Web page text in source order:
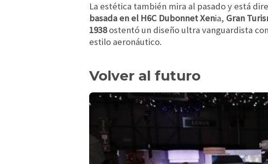
La estética también mira al pasado y está
basada en el H6C Dubonnet Xenia, Gran
1938ostentó un diseño ultra vanguardista
estilo aeronáutico.
Volver al futuro